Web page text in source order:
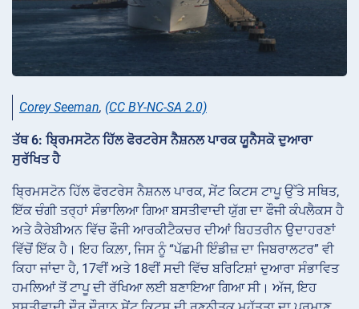
Corey Seeman, (CC BY-NC-SA 2.0)
ਤੱਥ 6: ਬ੍ਰਿਮਸਟੋਨ ਹਿੱਲ ਫੋਰਟਰੇਸ ਨੈਸ਼ਨਲ ਪਾਰਕ ਯੂਨੈਸਕੋ ਦੁਆਰਾ
ਸੁਰੱਖਿਤ ਹੈ
ਬ੍ਰਿਮਸਟੋਨ ਹਿੱਲ ਫੋਰਟਰੇਸ ਨੈਸ਼ਨਲ ਪਾਰਕ, ਸੇਂਟ ਕਿਟਸ ਟਾਪੂ ਉੱਤੇ ਸਥਿਤ,
ਇੱਕ ਚੰਗੀ ਤਰ੍ਹਾਂ ਸੰਭਾਲਿਆ ਗਿਆ ਬਸਤੀਵਾਦੀ ਯੁੱਗ ਦਾ ਫੌਜੀ ਕੰਪਲੈਕਸ ਹੈ
ਅਤੇ ਕੈਰੇਬੀਅਨ ਵਿੱਚ ਫੌਜੀ ਆਰਕੀਟੈਕਚਰ ਦੀਆਂ ਬਿਹਤਰੀਨ ਉਦਾਹਰਣਾਂ
ਵਿੱਚੋਂ ਇੱਕ ਹੈ। ਇਹ ਕਿਲ਼ਾ, ਜਿਸ ਨੂੰ “ਪੱਛਮੀ ਇੰਡੀਜ਼ ਦਾ ਜਿਬਰਾਲਟਰ” ਵੀ
ਕਿਹਾ ਜਾਂਦਾ ਹੈ, 17ਵੀਂ ਅਤੇ 18ਵੀਂ ਸਦੀ ਵਿੱਚ ਬਰਿਟਿਸ਼ਾਂ ਦੁਆਰਾ ਸੰਭਾਵਿਤ
ਹਮਲਿਆਂ ਤੋਂ ਟਾਪੂ ਦੀ ਰੱਖਿਆ ਲਈ ਬਣਾਇਆ ਗਿਆ ਸੀ। ਅੱਜ, ਇਹ